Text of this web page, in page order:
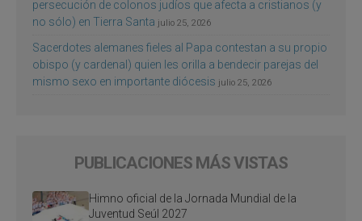
persecución de colonos judíos que afecta a cristianos (y
no sólo) en Tierra Santa julio 25, 2026
Sacerdotes alemanes fieles al Papa contestan a su propio
obispo (y cardenal) quien les orilla a bendecir parejas del
mismo sexo en importante diócesis julio 25, 2026
PUBLICACIONES MÁS VISTAS
Himno oficial de la Jornada Mundial de la
Juventud Seúl 2027